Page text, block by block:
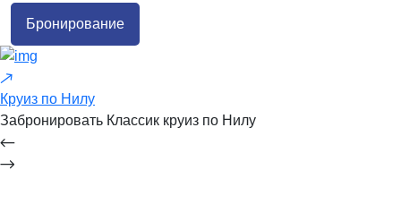
Бронирование
Круиз по Нилу
Забронировать Классик круиз по Нилу